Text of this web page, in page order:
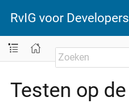
RvIG voor Developers
Testen op de